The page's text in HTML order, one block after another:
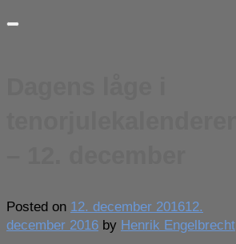
Posted on 12. december 201612.
december 2016 by Henrik Engelbrecht